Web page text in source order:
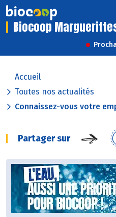
Biocoop
Accueil
Toutes nos actualités
Connaissez-vous votre
Partager sur